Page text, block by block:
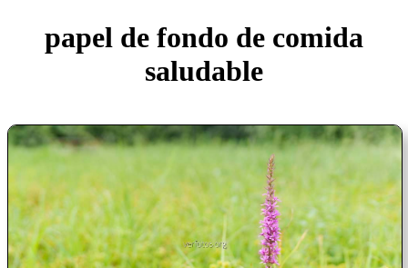
papel de fondo de comida
saludable